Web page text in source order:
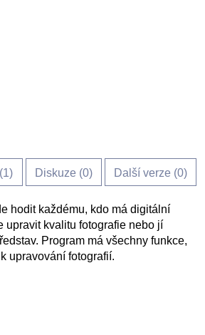
1) Diskuze (0) Další verze (0)
hodit každému, kdo má digitální
upravit kvalitu fotografie nebo jí
Program má všechny funkce,
upravování fotografií.